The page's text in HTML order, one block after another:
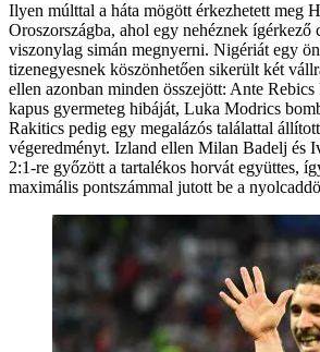
Ilyen múlttal a háta mögött érkezhetett meg
Oroszországba, ahol egy nehéznek ígérkező
viszonylag simán megnyerni. Nigériát egy
tizenegyesnek köszönhetően sikerült két
ellen azonban minden összejött: Ante
kapus gyermeteg hibáját, Luka Modrics
Rakitics pedig egy megalázós találattal
végeredményt. Izland ellen Milan Badelj és
2:1-re győzött a tartalékos horvát együttes,
maximális pontszámmal jutott be a